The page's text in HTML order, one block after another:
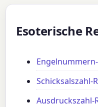
Esoterische
Schicksalszahl-
Ausdruckszahl-